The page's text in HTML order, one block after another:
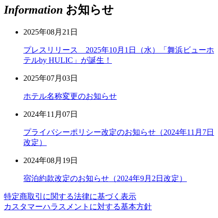
Information お知らせ
2025年08月21日
プレスリリース 2025年10月1日（水）「舞浜ビューホ
テルby HULIC」が誕生！
2025年07月03日
ホテル名称変更のお知らせ
2024年11月07日
プライバシーポリシー改定のお知らせ（2024年11月7日
改定）
2024年08月19日
宿泊約款改定のお知らせ（2024年9月2日改定）
特定商取引に関する法律に基づく表示
カスタマーハラスメントに対する基本方針